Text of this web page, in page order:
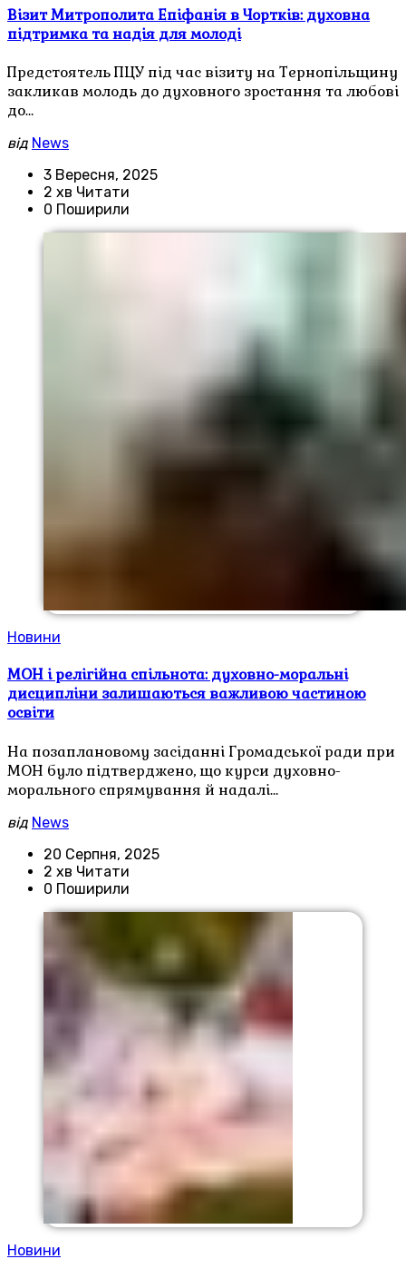
Візит Митрополита Епіфанія в Чортків: духовна
підтримка та надія для молоді
Предстоятель ПЦУ під час візиту на Тернопільщину
закликав молодь до духовного зростання та любові
до…
від News
3 Вересня, 2025
2 хв Читати
0 Поширили
Новини
МОН і релігійна спільнота: духовно-моральні
дисципліни залишаються важливою частиною
освіти
На позаплановому засіданні Громадської ради при
МОН було підтверджено, що курси духовно-
морального спрямування й надалі…
від News
20 Серпня, 2025
2 хв Читати
0 Поширили
Новини